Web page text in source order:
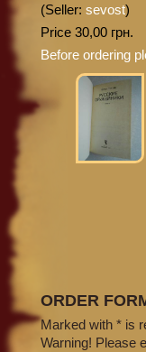
(Seller: sevost)
Price 30,00 грн.
Before ordering
ORDER
Marked with * is
Warning! Please